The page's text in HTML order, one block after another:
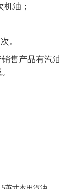
油；
。
售产品有汽